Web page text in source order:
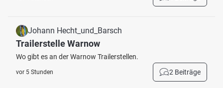
Johann Hecht_und_Barsch
Trailerstelle Warnow
Wo gibt es an der Warnow Trailerstellen.
vor 5 Stunden 2 Beiträge